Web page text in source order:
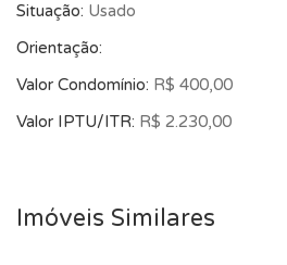
Situação: Usado
Orientação:
Valor Condomínio: R$ 400,00
Valor IPTU/ITR: R$ 2.230,00
Imóveis Similares